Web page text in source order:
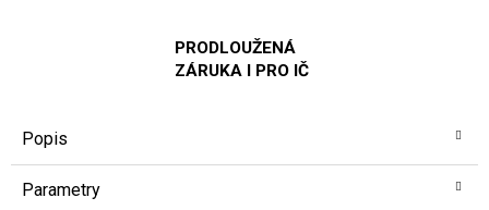
PRODLOUŽENÁ
ZÁRUKA I PRO IČ
Popis
Parametry